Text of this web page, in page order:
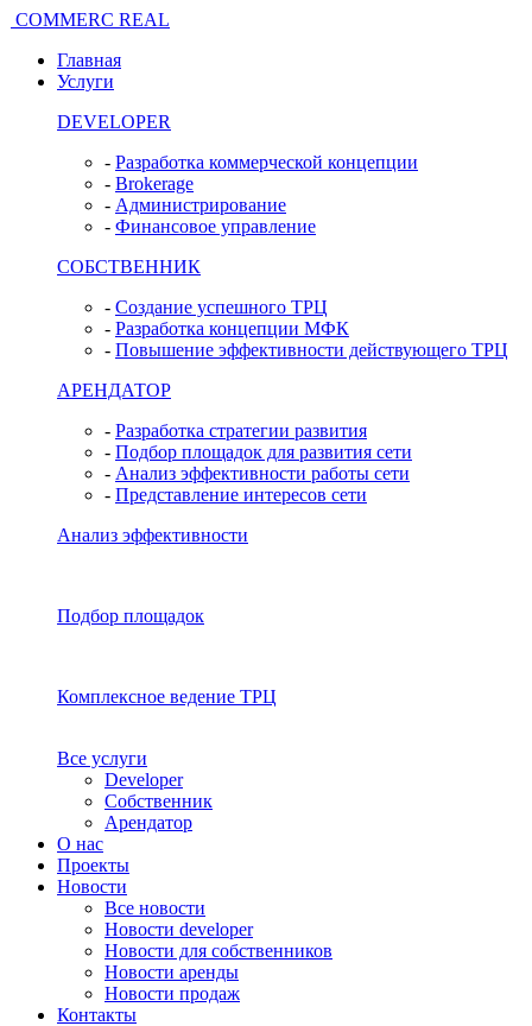
COMMERC REAL
Главная
Услуги
DEVELOPER
- Разработка коммерческой концепции
- Brokerage
- Администрирование
- Финансовое управление
СОБСТВЕННИК
- Создание успешного ТРЦ
- Разработка концепции МФК
- Повышение эффективности действующего ТРЦ
АРЕНДАТОР
- Разработка стратегии развития
- Подбор площадок для развития сети
- Анализ эффективности работы сети
- Представление интересов сети
Анализ эффективности
Подбор площадок
Комплексное ведение ТРЦ
Все услуги
Developer
Собственник
Арендатор
О нас
Проекты
Новости
Все новости
Новости developer
Новости для собственников
Новости аренды
Новости продаж
Контакты